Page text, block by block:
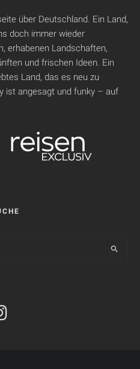
über Deutschland. Ein Land,
doch immer wieder
erhabenen Landschaften,
und frischen Ideen. Ein
Land, das es neu zu
ist angesagt und funky – auf